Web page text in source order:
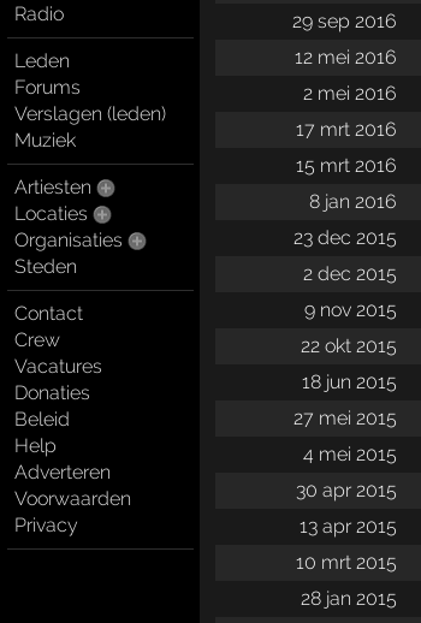
Radio
Leden
Forums
Verslagen (leden)
Muziek
Artiesten
Locaties
Organisaties
Steden
Contact
Crew
Vacatures
Donaties
Beleid
Help
Adverteren
Voorwaarden
Privacy
29 sep 2016
12 mei 2016
2 mei 2016
17 mrt 2016
15 mrt 2016
8 jan 2016
23 dec 2015
2 dec 2015
9 nov 2015
22 okt 2015
18 jun 2015
27 mei 2015
4 mei 2015
30 apr 2015
13 apr 2015
10 mrt 2015
28 jan 2015